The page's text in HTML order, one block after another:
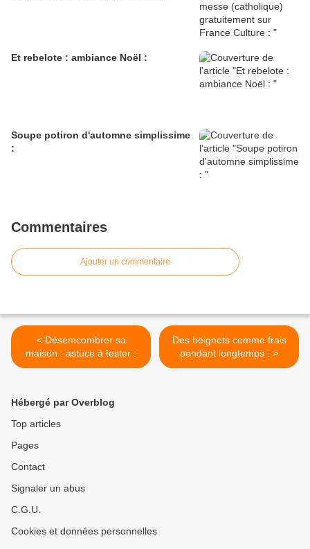
Et rebelote : ambiance Noël :
Soupe potiron d'automne simplissime
:
Commentaires
Ajouter un commentaire
< Désemcombrer sa
maison : astuce à tester :
Des beignets comme frais
pendant longtemps : >
Hébergé par Overblog
Top articles
Pages
Contact
Signaler un abus
C.G.U.
Cookies et données personnelles